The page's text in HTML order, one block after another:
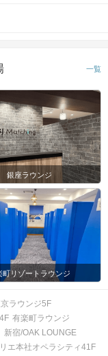
一覧
銀座ラウンジ
町リゾートラウンジ
ラウンジ5F
有楽町ラウンジ
新宿/OAK LOUNGE
エ本社オペラシティ41F